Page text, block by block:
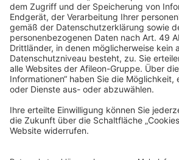
Du möchtest in einer innovativen,
Steuerberatung, Wirtschaftsprüfung und
und dabei aktiv zum Wachstum beitragen?
richtig!
Bei uns sind alle Menschen willkommen -
Geschlecht, Nationalität, ethnischer und
Religion/Weltanschauung, Behinderung,
Orientierung.
Jetzt bewerben
Dein persönlicher Kontakt
Human Resources